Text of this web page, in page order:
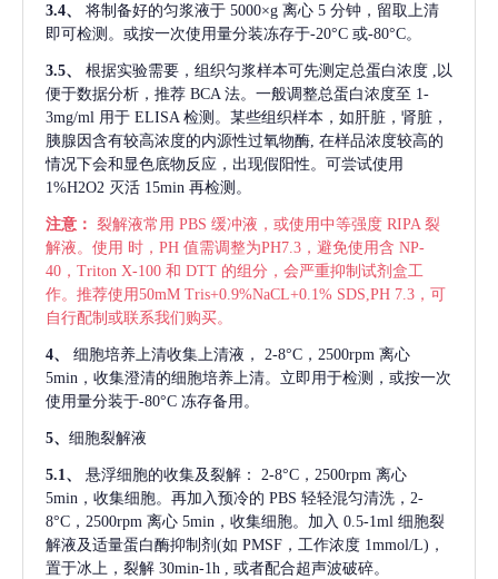
3.4、 将制备好的匀浆液于 5000×g 离心 5 分钟，留取上清
即可检测。或按一次使用量分装冻存于-20°C 或-80°C。
3.5、 根据实验需要，组织匀浆样本可先测定总蛋白浓度 ,以
便于数据分析，推荐 BCA 法。一般调整总蛋白浓度至 1-
3mg/ml 用于 ELISA 检测。某些组织样本，如肝脏，肾脏，
胰腺因含有较高浓度的内源性过氧物酶, 在样品浓度较高的
情况下会和显色底物反应，出现假阳性。可尝试使用
1%H2O2 灭活 15min 再检测。
注意： 裂解液常用 PBS 缓冲液，或使用中等强度 RIPA 裂
解液。使用 时，PH 值需调整为PH7.3，避免使用含 NP-
40，Triton X-100 和 DTT 的组分，会严重抑制试剂盒工
作。推荐使用50mM Tris+0.9%NaCL+0.1% SDS,PH 7.3，可
自行配制或联系我们购买。
4、 细胞培养上清收集上清液，
2-8°C，2500rpm 离心
5min，收集澄清的细胞培养上清。立即用于检测，或按一次
使用量分装于-80°C 冻存备用。
5、 细胞裂解液
5.1、 悬浮细胞的收集及裂解：
2-8°C，2500rpm 离心
5min，收集细胞。再加入预冷的 PBS 轻轻混匀清洗，2-
8°C，2500rpm 离心 5min，收集细胞。加入 0.5-1ml 细胞裂
解液及适量蛋白酶抑制剂(如 PMSF，工作浓度 1mmol/L)，
置于冰上，裂解 30min-1h , 或者配合超声波破碎。